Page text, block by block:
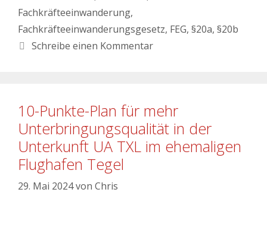
Fachkräfteeinwanderung,
Fachkräfteeinwanderungsgesetz, FEG, §20a, §20b
Schreibe einen Kommentar
10-Punkte-Plan für mehr
Unterbringungsqualität in der
Unterkunft UA TXL im ehemaligen
Flughafen Tegel
29. Mai 2024von Chris